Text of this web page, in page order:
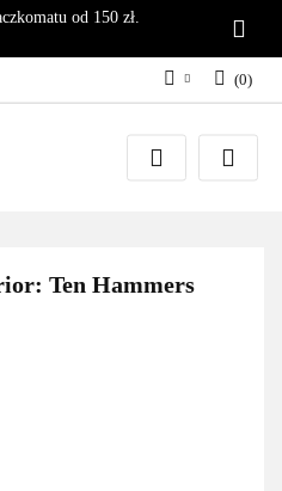
od 150 zł.
Zaloguj się
Załóż konto
(0)
Ten Hammers